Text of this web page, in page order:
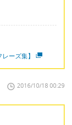
ーズ集】
2016/10/18 00:29